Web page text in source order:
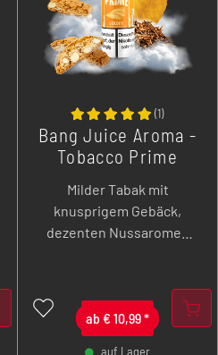
ab € 10,99*
auf Lager
(1)
Bang Juice Aroma -
Tobacco Prime
Longfill
Milder Tabak mit
knusprigem Gebäck,
dezenten Nussaromen